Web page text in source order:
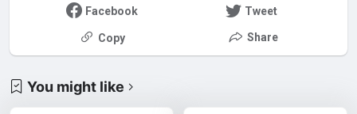
Facebook Tweet
Copy Share
You might like